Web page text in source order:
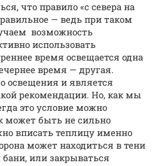
что правило «с севера на
— ведь при таком
возможность
использовать
время освещается одна
время — другая.
освещения и является
рекомендации. Но, как мы
это условие можно
может быть не сильно
вписать теплицу именно
может находиться в тени
или закрываться